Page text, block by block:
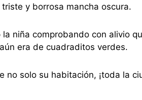
y borrosa mancha oscura.
niña comprobando con alivio
era de cuadraditos verdes.
no solo su habitación, ¡toda la